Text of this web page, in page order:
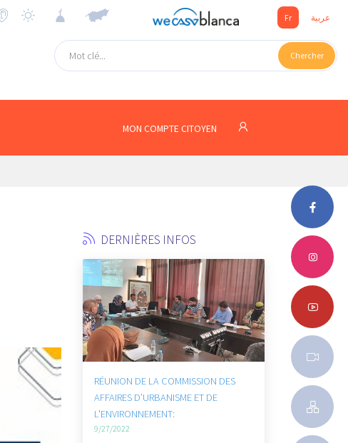
Fr عربية
Chercher
MON COMPTE CITOYEN
DERNIÈRES INFOS
RÉUNION DE LA COMMISSION DES
AFFAIRES D’URBANISME ET DE
RÉUNION DE LA COMMISSION DES
AFFAIRES SOCIALES ET CULTURELS :